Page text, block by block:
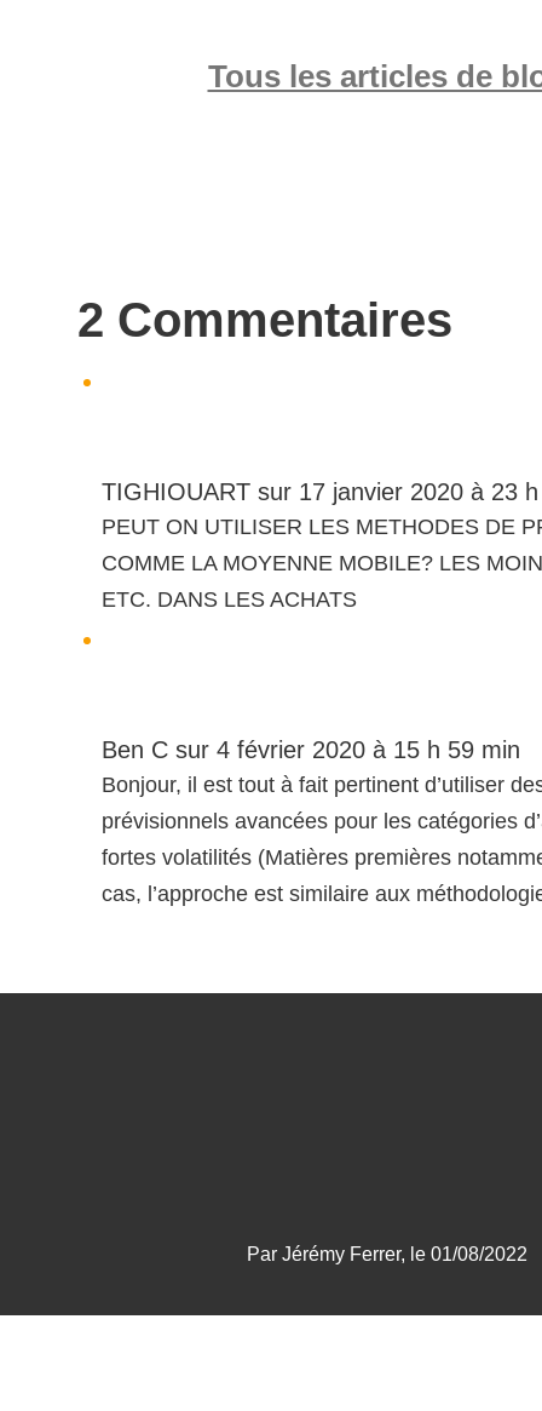
Tous les articles de
2 Commentaires
TIGHIOUART sur 17 janvier 2020 à 23
PEUT ON UTILISER LES METHODES DE
COMME LA MOYENNE MOBILE? LES
ETC. DANS LES ACHATS
Ben C sur 4 février 2020 à 15 h 59 min
Bonjour, il est tout à fait pertinent d’utiliser
prévisionnels avancées pour les catégories
fortes volatilités (Matières premières
cas, l’approche est similaire aux
Par Jérémy Ferrer, le 01/08/2022